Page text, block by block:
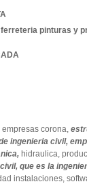
pinturas y
empresas corona,
ingenieria civil,
hidraulica,
que es la
instalaciones,